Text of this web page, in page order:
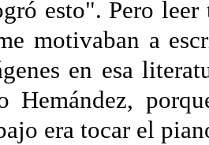
esto". Pero
motivaban a
en esa
Hemández,
era tocar el